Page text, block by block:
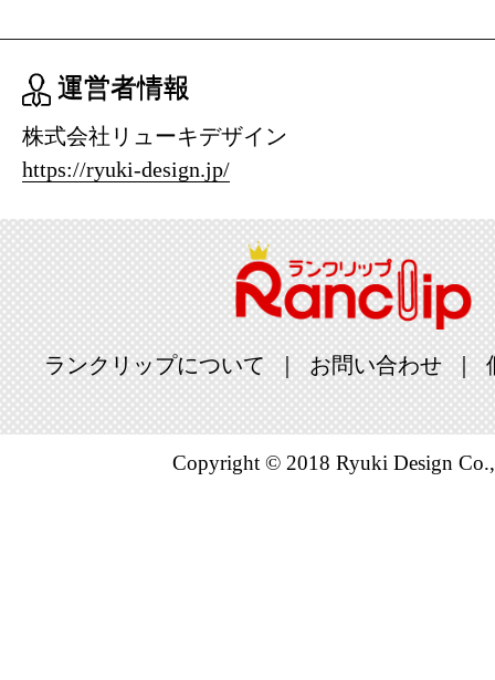
運営者情報
株式会社リューキデザイン
https://ryuki-design.jp/
ランクリップについて お問い合わせ
Copyright © 2018 Ryuki Design